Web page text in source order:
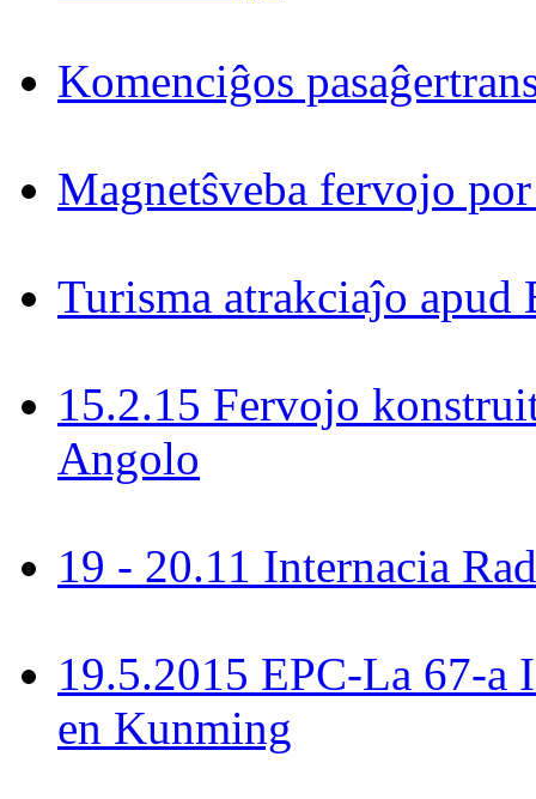
Komenciĝos
Magnetŝveba fervojo
Turisma atrakciaĵo apud
15.2.15 Fervojo
Angolo
19 - 20.11 Internacia
19.5.2015 EPC-La 67-a
en Kunming